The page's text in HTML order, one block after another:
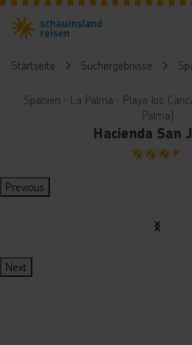
Startseite Suchergebnisse
Spanien ∙ La Palma ∙ Playa los
Palma)
Hacienda San
3.5
Previous
Next